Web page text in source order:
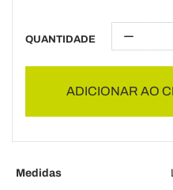
QUANTIDADE
ADICIONAR AO
Medidas